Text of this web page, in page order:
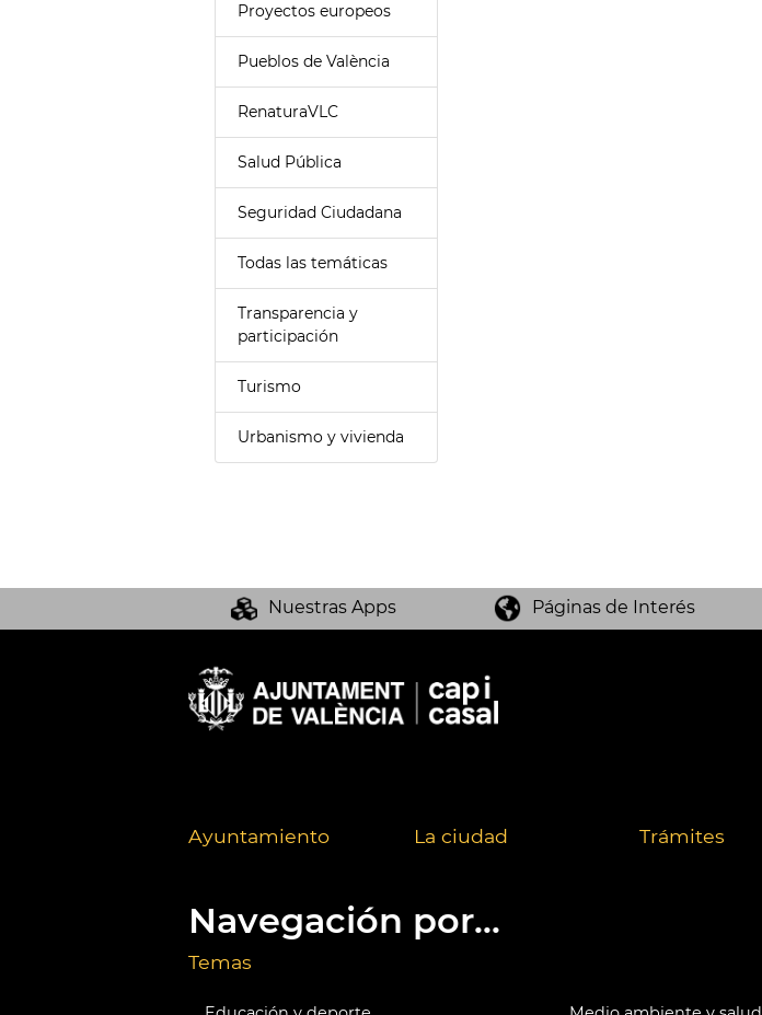
Proyectos europeos
Pueblos de València
RenaturaVLC
Salud Pública
Seguridad Ciudadana
Todas las temáticas
Transparencia y
participación
Turismo
Urbanismo y vivienda
Nuestras Apps Páginas de Interés
Ayuntamiento La ciudad Trámites
Navegación por...
Temas